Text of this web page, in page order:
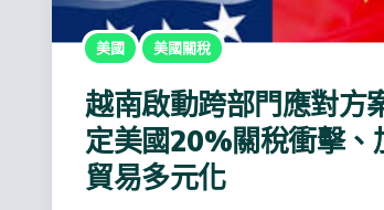
美國 美國關稅
越南啟動跨部門應對方
定美國20%關稅衝擊、
貿易多元化